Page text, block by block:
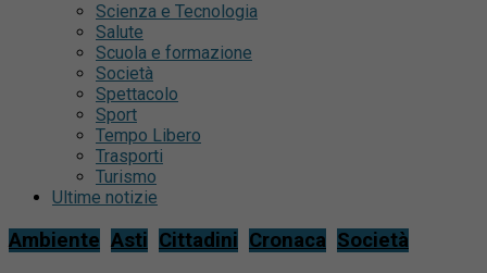
Scienza e Tecnologia
Salute
Scuola e formazione
Società
Spettacolo
Sport
Tempo Libero
Trasporti
Turismo
Ultime notizie
Ambiente Asti Cittadini Cronaca Società